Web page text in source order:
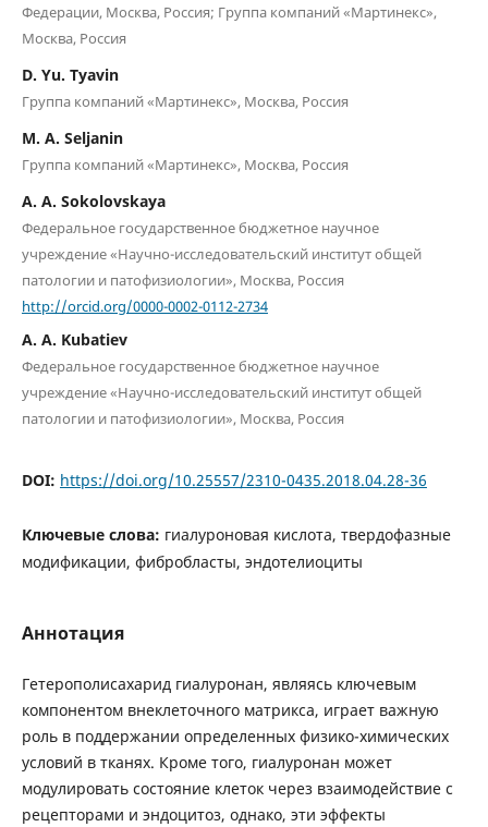
Федерации, Москва, Россия; Группа компаний «Мартинекс»,
Москва, Россия
D. Yu. Tyavin
Группа компаний «Мартинекс», Москва, Россия
M. A. Seljanin
Группа компаний «Мартинекс», Москва, Россия
A. A. Sokolovskaya
Федеральное государственное бюджетное научное
учреждение «Научно-исследовательский институт общей
патологии и патофизиологии», Москва, Россия
http://orcid.org/0000-0002-0112-2734
A. A. Kubatiev
Федеральное государственное бюджетное научное
учреждение «Научно-исследовательский институт общей
патологии и патофизиологии», Москва, Россия
DOI: https://doi.org/10.25557/2310-0435.2018.04.28-36
Ключевые слова: гиалуроновая кислота, твердофазные
модификации, фибробласты, эндотелиоциты
Аннотация
Гетерополисахарид гиалуронан, являясь ключевым
компонентом внеклеточного матрикса, играет важную
роль в поддержании определенных физико-химических
условий в тканях. Кроме того, гиалуронан может
модулировать состояние клеток через взаимодействие с
рецепторами и эндоцитоз, однако, эти эффекты